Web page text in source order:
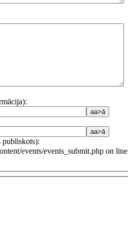
publiskots):
events/events_submit.php on line